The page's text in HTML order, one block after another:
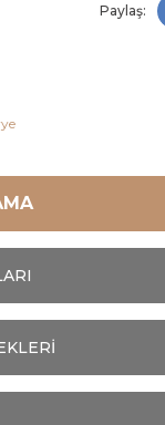
Paylaş: